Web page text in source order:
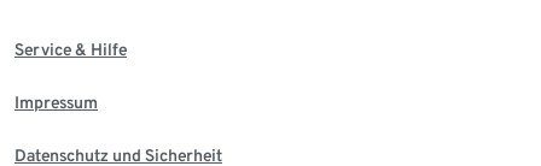
Service & Hilfe
Impressum
Datenschutz und Sicherheit